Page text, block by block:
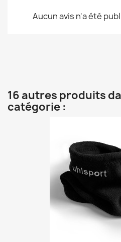
Aucun avis n'a été
16 autres produits
catégorie :